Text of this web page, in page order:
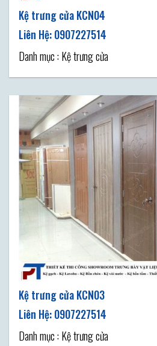
Kệ trưng cửa KCN04
Danh mục : Kệ trưng cửa
Kệ trưng cửa KCN03
Danh mục : Kệ trưng cửa